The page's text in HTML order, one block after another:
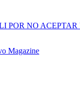
POR NO
Magazine